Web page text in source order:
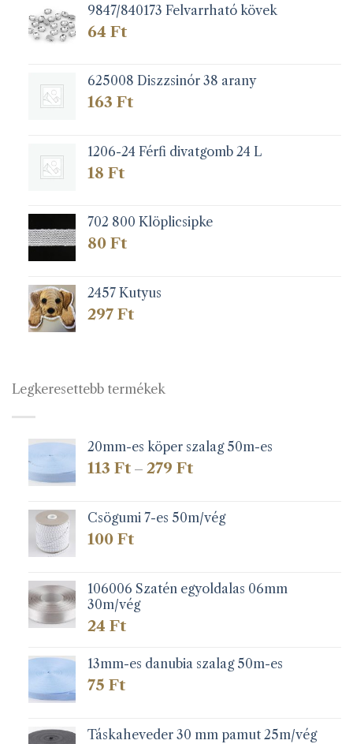
9847/840173 Felvarrható kövek
64 Ft
625008 Diszzsinór 38 arany
163 Ft
1206-24 Férfi divatgomb 24 L
18 Ft
702 800 Klöplicsipke
80 Ft
2457 Kutyus
297 Ft
Legkeresettebb termékek
20mm-es köper szalag 50m-es
113 Ft – 279 FtÁrtartomány:
279 Ft
Csögumi 7-es 50m/vég
100 Ft
106006 Szatén egyoldalas 06mm
30m/vég
24 Ft
13mm-es danubia szalag 50m-es
75 Ft
Táskaheveder 30 mm pamut 25m/vég